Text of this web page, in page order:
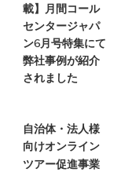
載】月間コール
センタージャパ
ン6月号特集にて
弊社事例が紹介
されました
自治体・法人様
向けオンライン
ツアー促進事業